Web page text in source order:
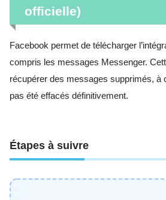
officielle)
Facebook permet de télécharger
compris les messages Messenger.
récupérer des messages supprimés, à
pas été effacés définitivement.
Étapes à suivre